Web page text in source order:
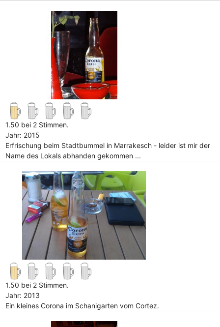
1.50 bei 2 Stimmen.
Jahr: 2015
Erfrischung beim Stadtbummel in Marrakesch - leider ist mir der
Name des Lokals abhanden gekommen ...
1.50 bei 2 Stimmen.
Jahr: 2013
Ein kleines Corona im Schanigarten vom Cortez.